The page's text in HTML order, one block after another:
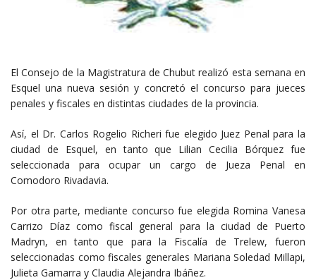
El Consejo de la Magistratura de Chubut realizó esta semana en
Esquel una nueva sesión y concretó el concurso para jueces
penales y fiscales en distintas ciudades de la provincia.
Así, el Dr. Carlos Rogelio Richeri fue elegido Juez Penal para la
ciudad de Esquel, en tanto que Lilian Cecilia Bórquez fue
seleccionada para ocupar un cargo de Jueza Penal en
Comodoro Rivadavia.
Por otra parte, mediante concurso fue elegida Romina Vanesa
Carrizo Díaz como fiscal general para la ciudad de Puerto
Madryn, en tanto que para la Fiscalía de Trelew, fueron
seleccionadas como fiscales generales Mariana Soledad Millapi,
Julieta Gamarra y Claudia Alejandra Ibáñez.